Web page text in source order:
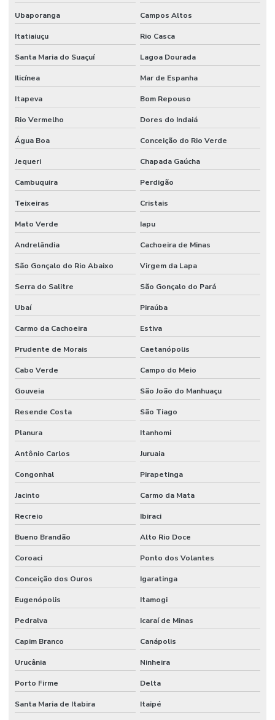
Ubaporanga Campos Altos
Itatiaiuçu Rio Casca
Santa Maria do Suaçuí Lagoa Dourada
Ilicínea Mar de Espanha
Itapeva Bom Repouso
Rio Vermelho Dores do Indaiá
Água Boa Conceição do Rio Verde
Jequeri Chapada Gaúcha
Cambuquira Perdigão
Teixeiras Cristais
Mato Verde Iapu
Andrelândia Cachoeira de Minas
São Gonçalo do Rio Abaixo Virgem da Lapa
Serra do Salitre São Gonçalo do Pará
Ubaí Piraúba
Carmo da Cachoeira Estiva
Prudente de Morais Caetanópolis
Cabo Verde Campo do Meio
Gouveia São João do Manhuaçu
Resende Costa São Tiago
Planura Itanhomi
Antônio Carlos Juruaia
Congonhal Pirapetinga
Jacinto Carmo da Mata
Recreio Ibiraci
Bueno Brandão Alto Rio Doce
Coroaci Ponto dos Volantes
Conceição dos Ouros Igaratinga
Eugenópolis Itamogi
Pedralva Icaraí de Minas
Capim Branco Canápolis
Urucânia Ninheira
Porto Firme Delta
Santa Maria de Itabira Itaipé